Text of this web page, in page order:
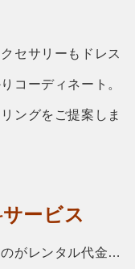
セサリーもドレス
コーディネート。
ングをご提案しま
ービス
がレンタル代金…